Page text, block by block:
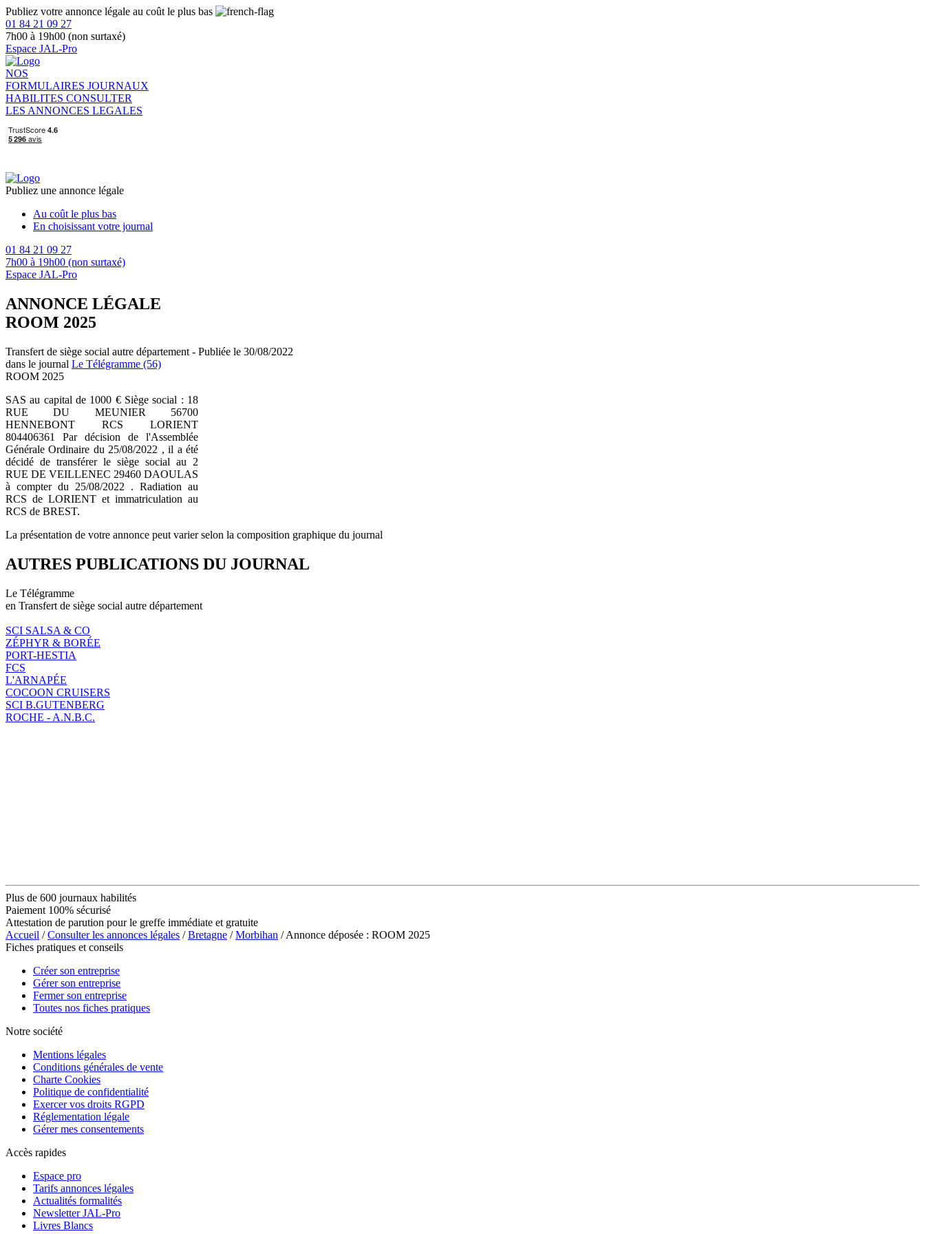
Publiez votre annonce légale au coût le plus bas
01 84 21 09 27
7h00 à 19h00 (non surtaxé)
Espace JAL-Pro
NOS
FORMULAIRES JOURNAUX
HABILITES CONSULTER
LES ANNONCES LEGALES
Publiez une annonce légale
Au coût le plus bas
En choisissant votre journal
01 84 21 09 27
7h00 à 19h00 (non surtaxé)
Espace JAL-Pro
ANNONCE LÉGALE
ROOM 2025
Transfert de siège social autre département - Publiée le 30/08/2022
dans le journal Le Télégramme (56)
ROOM 2025
SAS au capital de 1000 € Siège social : 18
RUE DU MEUNIER 56700
HENNEBONT RCS LORIENT
804406361 Par décision de l'Assemblée
Générale Ordinaire du 25/08/2022 , il a été
décidé de transférer le siège social au 2
RUE DE VEILLENEC 29460 DAOULAS
à compter du 25/08/2022 . Radiation au
RCS de LORIENT et immatriculation au
RCS de BREST.
La présentation de votre annonce peut varier selon la composition graphique du journal
AUTRES PUBLICATIONS DU JOURNAL
Le Télégramme
en Transfert de siège social autre département
SCI SALSA & CO
ZÉPHYR & BORÉE
PORT-HESTIA
FCS
L'ARNAPÉE
COCOON CRUISERS
SCI B.GUTENBERG
ROCHE - A.N.B.C.
Plus de 600 journaux habilités
Paiement 100% sécurisé
Attestation de parution pour le greffe immédiate et gratuite
Accueil /Consulter les annonces légales /Bretagne /Morbihan / Annonce déposée : ROOM 2025
Fiches pratiques et conseils
Créer son entreprise
Gérer son entreprise
Fermer son entreprise
Toutes nos fiches pratiques
Notre société
Mentions légales
Conditions générales de vente
Charte Cookies
Politique de confidentialité
Exercer vos droits RGPD
Réglementation légale
Gérer mes consentements
Accès rapides
Espace pro
Tarifs annonces légales
Actualités formalités
Newsletter JAL-Pro
Livres Blancs